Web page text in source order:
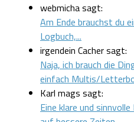
webmicha sagt:
Am Ende brauchst du
Logbuch,...
irgendein Cacher sagt:
Naja, ich brauch die
einfach Multis/
Karl mags sagt:
Eine klare und